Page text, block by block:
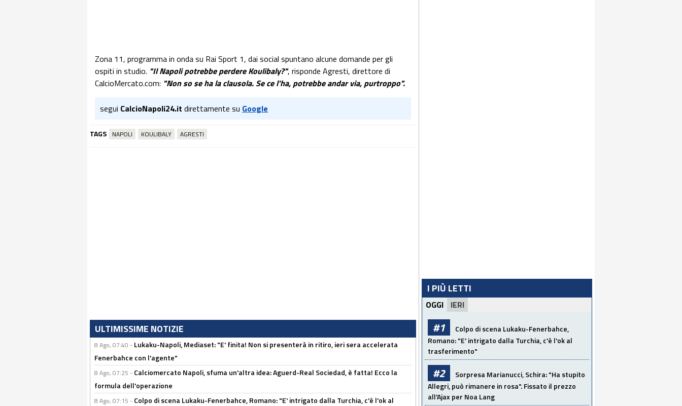
Zona 11, programma in onda su Rai Sport 1, dai social spuntano alcune domande per gli
ospiti in studio. "Il Napoli potrebbe perdere Koulibaly?", risponde Agresti, direttore di
CalcioMercato.com: "Non so se ha la clausola. Se ce l'ha, potrebbe andar via, purtroppo".
segui CalcioNapoli24.it direttamente su Google
TAGS NAPOLI KOULIBALY AGRESTI
ULTIMISSIME NOTIZIE
8 Ago, 07:40 - Lukaku-Napoli, Mediaset: "E' finita! Non si presenterà in ritiro, ieri sera accelerata
Fenerbahce con l'agente"
8 Ago, 07:25 - Calciomercato Napoli, sfuma un'altra idea: Aguerd-Real Sociedad, è fatta! Ecco la
formula dell'operazione
8 Ago, 07:15 - Colpo di scena Lukaku-Fenerbahce, Romano: "E' intrigato dalla Turchia, c'è l'ok al
I PIÙ LETTI
OGGI IERI
#1
Colpo di scena Lukaku-Fenerbahce,
Romano: "E' intrigato dalla Turchia, c'è l'ok al
trasferimento"
#2
Sorpresa Marianucci, Schira: "Ha stupito
Allegri, può rimanere in rosa". Fissato il prezzo
all'Ajax per Noa Lang